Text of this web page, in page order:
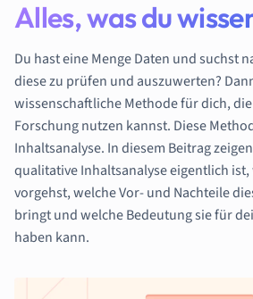
Alles, was du
Du hast eine Menge Daten und suchst
diese zu prüfen und auszuwerten?
wissenschaftliche Methode für dich,
Forschung nutzen kannst. Diese
Inhaltsanalyse. In diesem Beitrag
qualitative Inhaltsanalyse eigentlich
vorgehst, welche Vor- und Nachteile
bringt und welche Bedeutung sie für
haben kann.